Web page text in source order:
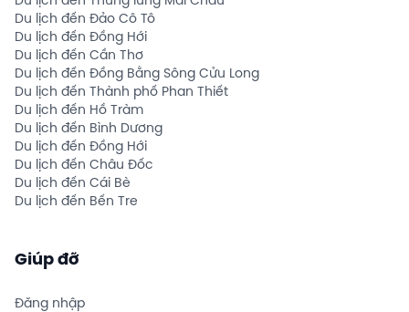
Du lịch đến Đảo Cô Tô
Du lịch đến Đồng Hới
Du lịch đến Cần Thơ
Du lịch đến Đồng Bằng Sông Cửu Long
Du lịch đến Thành phố Phan Thiết
Du lịch đến Hồ Tràm
Du lịch đến Bình Dương
Du lịch đến Đồng Hới
Du lịch đến Châu Đốc
Du lịch đến Cái Bè
Du lịch đến Bến Tre
Giúp đỡ
Đăng nhập